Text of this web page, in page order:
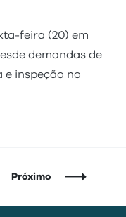
feira (20) em
demandas de
e inspeção no
Próximo